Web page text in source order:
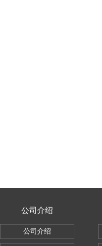
公司介绍
公司介绍